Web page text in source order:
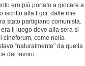
ero più portato a giocare a
iscritto alla Fgci: dalle mie
stato partigiano comunista.
il luogo dove alla sera si
cineforum, come nella
“naturalmente” da quella
dal lavoro.